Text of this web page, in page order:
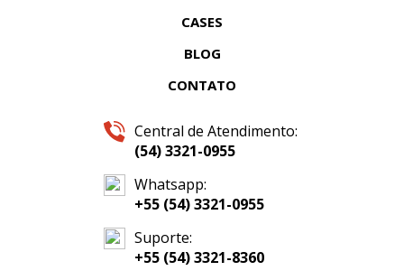
CASES
BLOG
CONTATO
Central de Atendimento:
(54) 3321-0955
Whatsapp:
+55 (54) 3321-0955
Suporte:
+55 (54) 3321-8360